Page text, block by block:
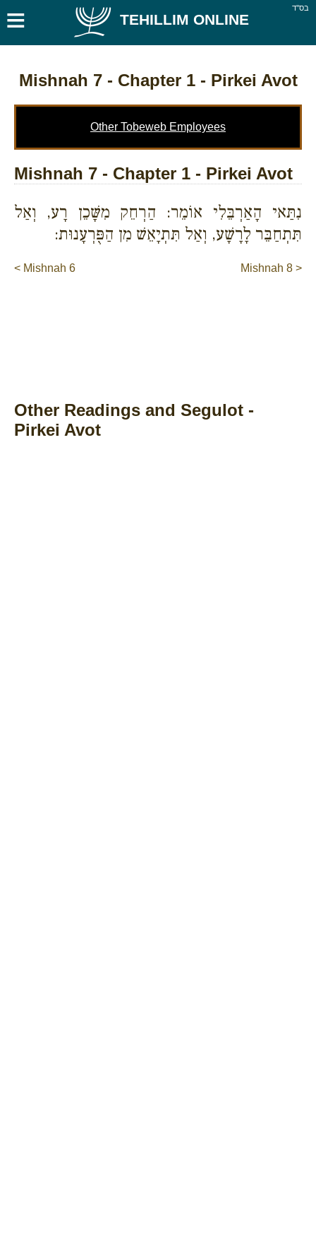
בס''ד ≡ TEHILLIM ONLINE
Mishnah 7- Chapter 1 - Pirkei Avot
Other Tobeweb Employees
Mishnah 7 - Chapter 1 - Pirkei Avot
נִתַּאי הָאַרְבֵּלִי אוֹמֵר: הַרְחֵק מִשָּׁכֵן רָע, וְאַל
תִּתְחַבֵּר לָרָשָׁע, וְאַל תִּתְיָאֵשׁ מִן הַפֻּרְעָנוּת:
< Mishnah 6 Mishnah 8 >
Other Readings and Segulot -
Pirkei Avot